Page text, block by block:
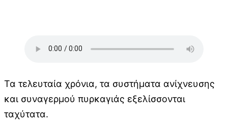
Τα τελευταία χρόνια, τα συστήματα ανίχνευσης
και συναγερμού πυρκαγιάς εξελίσσονται
ταχύτατα.